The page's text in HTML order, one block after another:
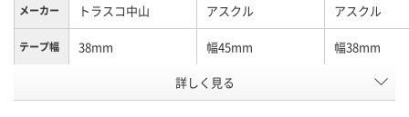
メーカー トラスコ中山 アスクル アスクル
テープ幅 38mm 幅45mm 幅38mm
イプ
手で切れる
詳しく見る